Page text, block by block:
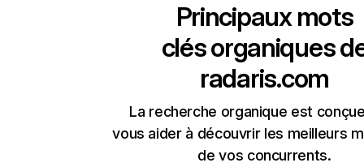
Principaux mots
clés organiques
radaris.com
La recherche organique est
vous aider à découvrir les meilleurs
de vos concurrents.